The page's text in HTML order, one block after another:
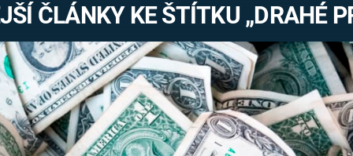
MARS
VÁLEČNÉ
Záhady a
ČLÁNKY KE ŠTÍTKU „DRAHÉ